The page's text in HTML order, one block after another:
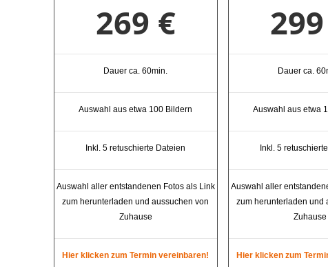
269 €
Dauer ca. 60min.
Auswahl aus etwa 100 Bildern
Inkl. 5 retuschierte Dateien
Auswahl aller entstandenen Fotos als Link
zum herunterladen und aussuchen von
Zuhause
Hier klicken zum Termin vereinbaren!
Dauer ca.
Auswahl aus etwa
Inkl. 5
Auswahl aller
zum herunterladen und
Zuhause
Hier klicken zum